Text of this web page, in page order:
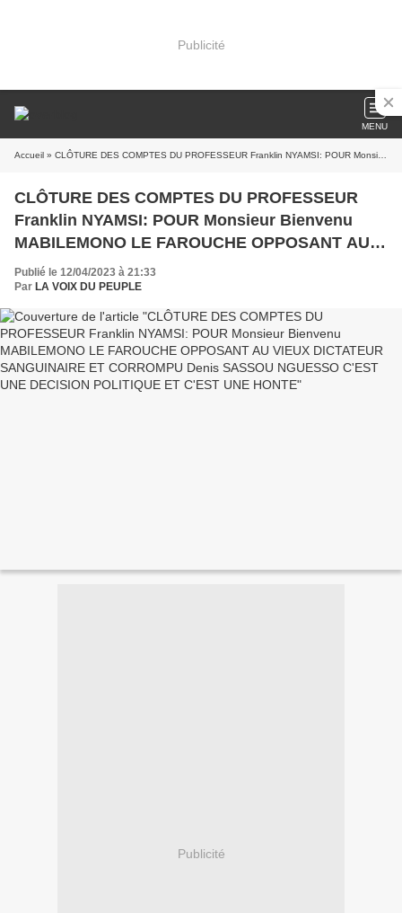
Publicité
MENU
Accueil » CLÔTURE DES COMPTES DU PROFESSEUR Franklin NYAMSI: POUR Monsieur Bienvenu MABILEMONO LE FAROUCHE OPPOSANT AU VIEUX DICTATEUR SANGUINAIRE ET CORROMPU Denis SASSOU NGUESSO C'EST UNE DECISION POLITIQUE ET C'EST UNE HONTE
CLÔTURE DES COMPTES DU PROFESSEUR
Franklin NYAMSI: POUR Monsieur Bienvenu
MABILEMONO LE FAROUCHE OPPOSANT AU
VIEUX DICTATEUR SANGUINAIRE ET
CORROMPU Denis SASSOU NGUESSO C'EST
UNE DECISION POLITIQUE ET C'EST UNE
HONTE
Publié le 12/04/2023 à 21:33
Par LA VOIX DU PEUPLE
Publicité